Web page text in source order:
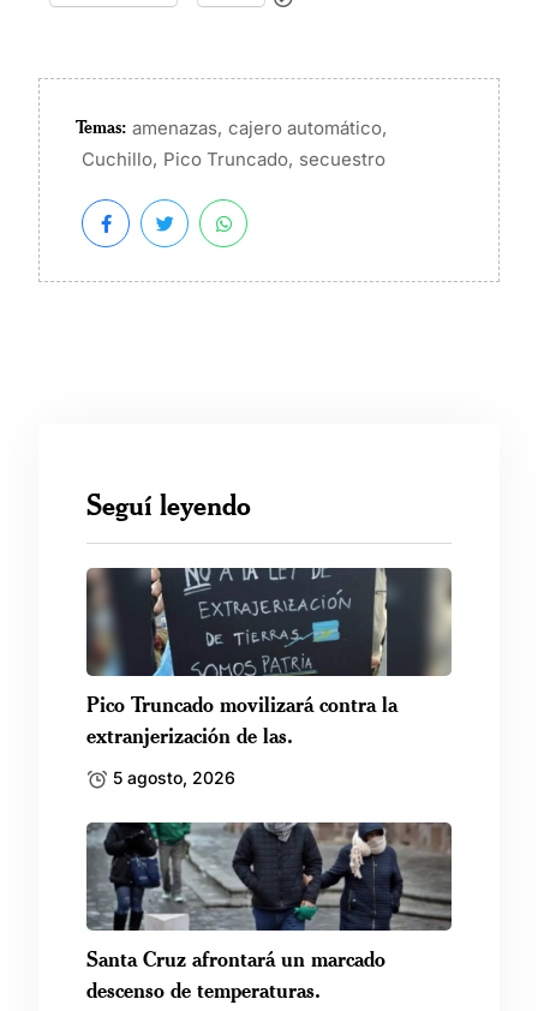
Temas: amenazas, cajero automático,
Cuchillo, Pico Truncado, secuestro
Seguí leyendo
Pico Truncado movilizará contra la
extranjerización de las.
5 agosto, 2026
Santa Cruz afrontará un marcado
descenso de temperaturas.